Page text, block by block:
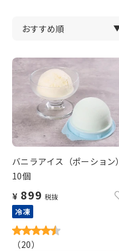
バニラアイス（ポーション）
10個
¥ 899 税抜
冷凍
（20）